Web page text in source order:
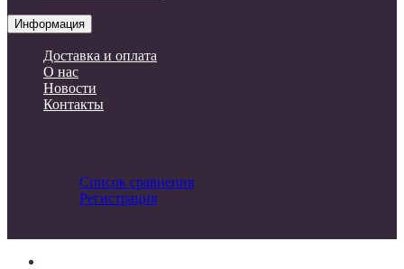
Информация
Доставка и оплата
О нас
Новости
Контакты
Список сравнения
Регистрация